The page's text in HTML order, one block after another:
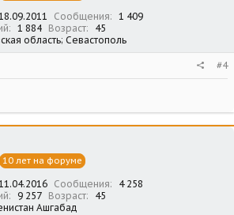
Сообщения
1 409
1 884 Возраст
45
область; Севастополь
#4
10 лет на форуме
Сообщения
4 258
9 257 Возраст
45
Ашгабад